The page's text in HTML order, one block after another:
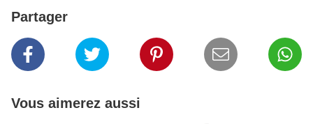
Partager
Vous aimerez aussi